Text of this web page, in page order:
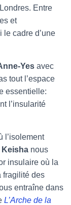
Entre
et
le cadre d’une
Yes avec
tout l’espace
essentielle:
l’insularité
l’isolement
Keisha nous
insulaire où la
fragilité des
entraîne dans
L’Arche de la